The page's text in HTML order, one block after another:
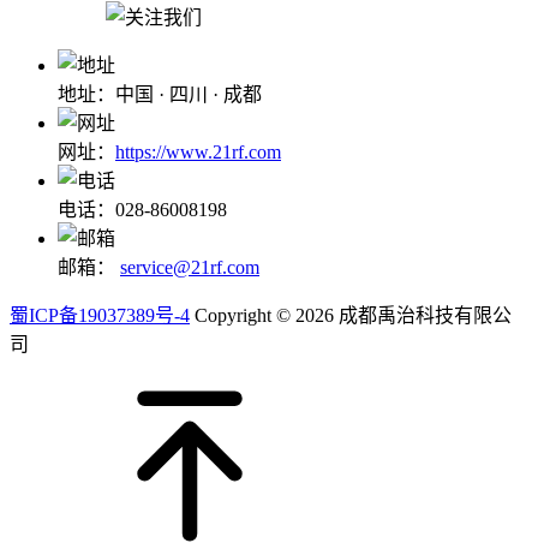
地址：中国 · 四川 · 成都
网址： https://www.21rf.com
电话：028-86008198
邮箱： service@21rf.com
蜀ICP备19037389号-4 Copyright © 2026 成都禹治科技有限公
司